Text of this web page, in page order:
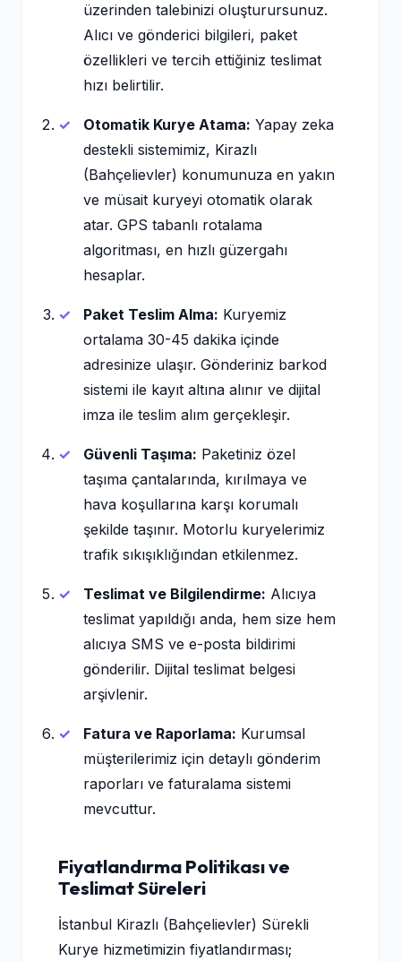
üzerinden talebinizi oluşturursunuz.
Alıcı ve gönderici bilgileri, paket
özellikleri ve tercih ettiğiniz teslimat
hızı belirtilir.
Otomatik Kurye Atama: Yapay zeka
destekli sistemimiz, Kirazlı
(Bahçelievler) konumunuza en yakın
ve müsait kuryeyi otomatik olarak
atar. GPS tabanlı rotalama
algoritması, en hızlı güzergahı
hesaplar.
Paket Teslim Alma: Kuryemiz
ortalama 30-45 dakika içinde
adresinize ulaşır. Gönderiniz barkod
sistemi ile kayıt altına alınır ve dijital
imza ile teslim alım gerçekleşir.
Güvenli Taşıma: Paketiniz özel
taşıma çantalarında, kırılmaya ve
hava koşullarına karşı korumalı
şekilde taşınır. Motorlu kuryelerimiz
trafik sıkışıklığından etkilenmez.
Teslimat ve Bilgilendirme: Alıcıya
teslimat yapıldığı anda, hem size hem
alıcıya SMS ve e-posta bildirimi
gönderilir. Dijital teslimat belgesi
arşivlenir.
Fatura ve Raporlama: Kurumsal
müşterilerimiz için detaylı gönderim
raporları ve faturalama sistemi
mevcuttur.
Fiyatlandırma Politikası ve
Teslimat Süreleri
İstanbul Kirazlı (Bahçelievler) Sürekli
Kurye hizmetimizin fiyatlandırması;